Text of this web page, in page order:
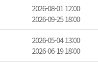
2026-08-01 12:00
2026-09-25 18:00
2026-05-04 13:00
2026-06-19 18:00